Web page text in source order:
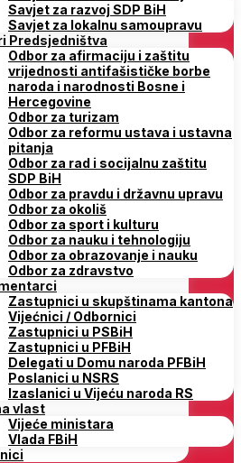
Savjet za razvoj SDP BiH
Savjet za lokalnu samoupravu
Predsjedništva
Odbor za afirmaciju i zaštitu
vrijednosti antifašističke borbe
naroda i narodnosti Bosne i
Hercegovine
Odbor za turizam
Odbor za reformu ustava i ustavna
pitanja
Odbor za rad i socijalnu zaštitu
SDP BiH
Odbor za pravdu i državnu upravu
Odbor za okoliš
Odbor za sport i kulturu
Odbor za nauku i tehnologiju
Odbor za obrazovanje i nauku
Odbor za zdravstvo
Zastupnici u skupštinama kantona
Vijećnici / Odbornici
Zastupnici u PSBiH
Zastupnici u PFBiH
Delegati u Domu naroda PFBiH
Poslanici u NSRS
Izaslanici u Vijeću naroda RS
vlast
Vijeće ministara
Vlada FBiH